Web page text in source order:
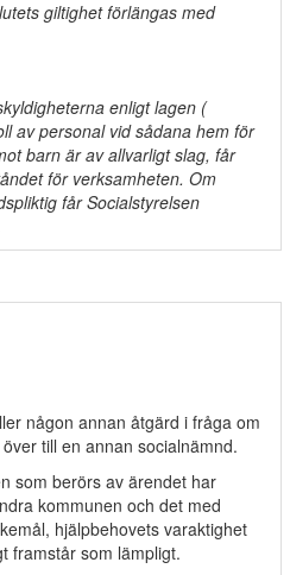
giltighet förlängas med
enligt lagen (
av personal vid sådana hem för
barn är av allvarligt slag, får
för verksamheten. Om
får Socialstyrelsen
någon annan åtgärd i fråga om
till en annan socialnämnd.
som berörs av ärendet har
kommunen och det med
hjälpbehovets varaktighet
framstår som lämpligt.